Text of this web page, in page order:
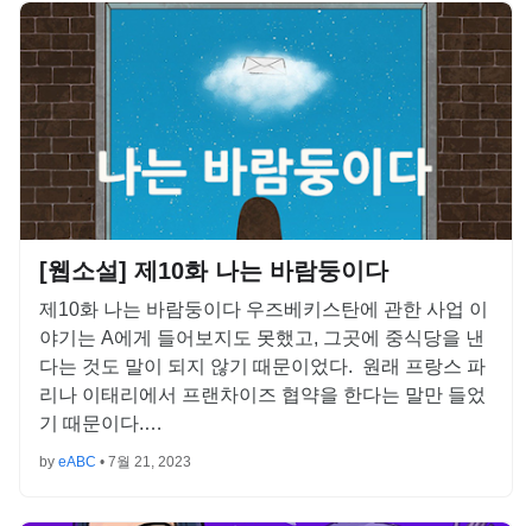
[웹소설] 제10화 나는 바람둥이다
제10화 나는 바람둥이다 우즈베키스탄에 관한 사업 이
야기는 A에게 들어보지도 못했고, 그곳에 중식당을 낸
다는 것도 말이 되지 않기 때문이었다. 원래 프랑스 파
리나 이태리에서 프랜차이즈 협약을 한다는 말만 들었
기 때문이다.…
by eABC • 7월 21, 2023